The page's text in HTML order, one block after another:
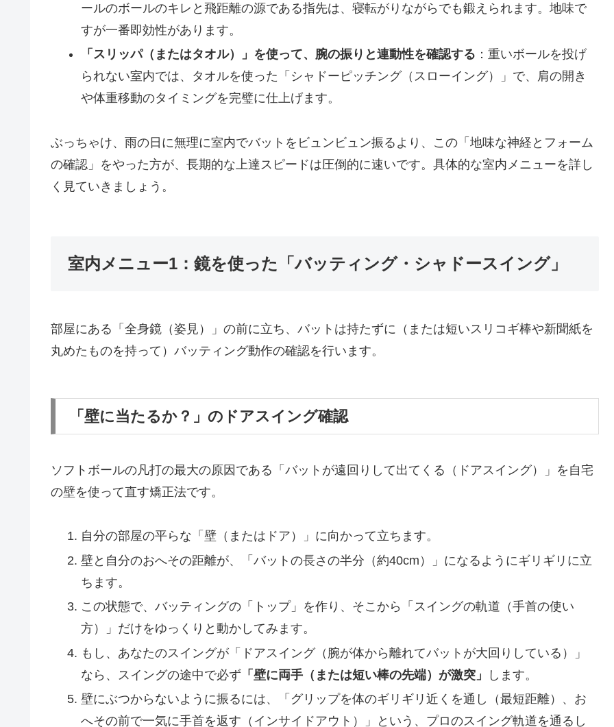
ールのボールのキレと飛距離の源である指先は、寝転がりながらでも鍛えられます。地味で
すが一番即効性があります。
「スリッパ（またはタオル）」を使って、腕の振りと連動性を確認する ：重いボールを投げ
られない室内では、タオルを使った「シャドーピッチング（スローイング）」で、肩の開き
や体重移動のタイミングを完璧に仕上げます。
ぶっちゃけ、雨の日に無理に室内でバットをビュンビュン振るより、この「地味な神経とフォーム
の確認」をやった方が、長期的な上達スピードは圧倒的に速いです。具体的な室内メニューを詳し
く見ていきましょう。
室内メニュー1：鏡を使った「バッティング・シャドースイング」
部屋にある「全身鏡（姿見）」の前に立ち、バットは持たずに（または短いスリコギ棒や新聞紙を
丸めたものを持って）バッティング動作の確認を行います。
「壁に当たるか？」のドアスイング確認
ソフトボールの凡打の最大の原因である「バットが遠回りして出てくる（ドアスイング）」を自宅
の壁を使って直す矯正法です。
自分の部屋の平らな「壁（またはドア）」に向かって立ちます。
壁と自分のおへその距離が、「バットの長さの半分（約40cm）」になるようにギリギリに立
ちます。
この状態で、バッティングの「トップ」を作り、そこから「スイングの軌道（手首の使い
方）」だけをゆっくりと動かしてみます。
もし、あなたのスイングが「ドアスイング（腕が体から離れてバットが大回りしている）」
なら、スイングの途中で必ず「壁に両手（または短い棒の先端）が激突」
します。
壁にぶつからないように振るには、「グリップを体のギリギリ近くを通し（最短距離）、お
へその前で一気に手首を返す（インサイドアウト）」という、プロのスイング軌道を通るし